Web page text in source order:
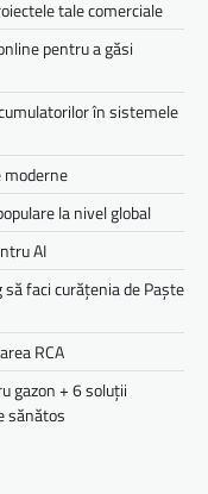
tale comerciale
pentru a găsi
în sistemele
moderne
la nivel global
AI
faci curățenia de Paște
RCA
gazon + 6 soluții
sănătos